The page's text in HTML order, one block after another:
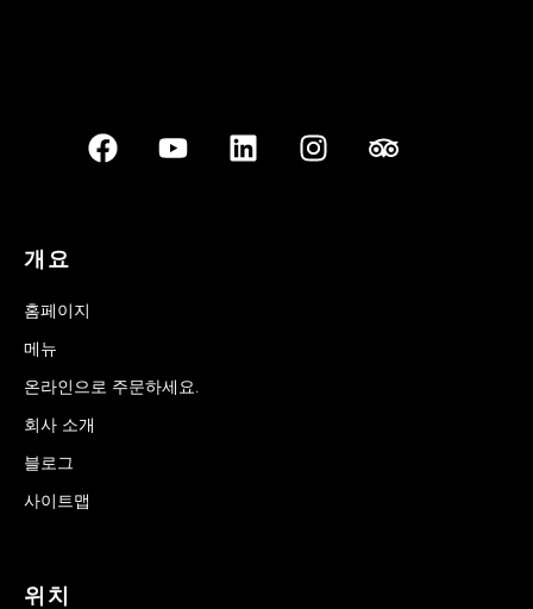
개요
홈페이지
메뉴
온라인으로 주문하세요.
회사 소개
블로그
사이트맵
위치